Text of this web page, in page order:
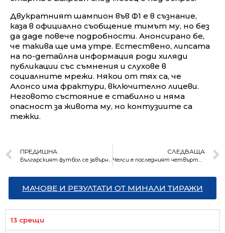
Двукратният шампион във Ф1 е в съзнание,
каза в официално съобщение тимът му, но без
да даде повече подробности. Анонсирано бе,
че такива ще има утре. Естествено, липсата
на по-детайлна информация роди хиляди
публикации със съмнения и слухове в
социалните мрежи. Някои от тях са, че
Алонсо има фрактури, включително лицеви.
Неговото състояние е стабилно и няма
опасност за живота му, но контузиите са
тежки.
ПРЕДИШНА
Българският футбол се завърна с победа на Лудогорец за Купата
СЛЕДВАЩА
Челси е последният четвъртфиналист за Купата в Англия
МАЧОВЕ И РЕЗУЛТАТИ ОТ МИНАЛИ ТИРАЖИ
13 срещи